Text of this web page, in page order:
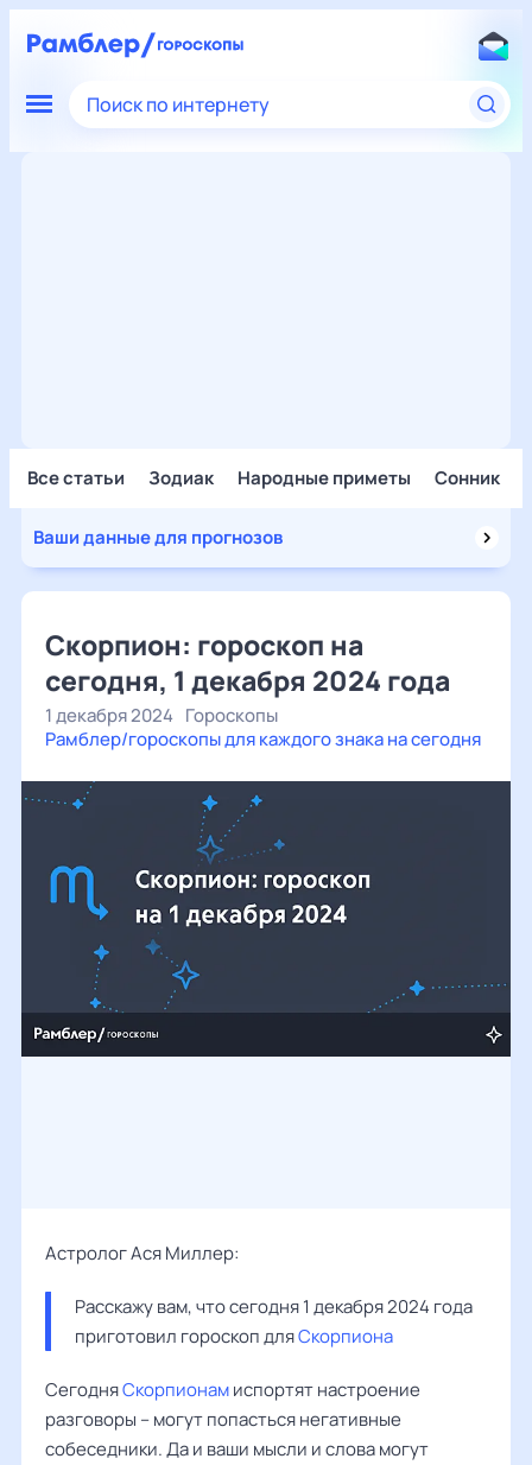
Поиск по интернету
Все статьи Зодиак Народные приметы Сонник
Ваши данные для прогнозов
Скорпион: гороскоп на
сегодня, 1 декабря 2024 года
1 декабря 2024 Гороскопы
Рамблер/гороскопы для каждого знака на сегодня
Астролог Ася Миллер:
Расскажу вам, что сегодня 1 декабря 2024 года
приготовил гороскоп для Скорпиона
СегодняСкорпионамиспортят настроение
разговоры – могут попасться негативные
собеседники. Да и ваши мысли и слова могут